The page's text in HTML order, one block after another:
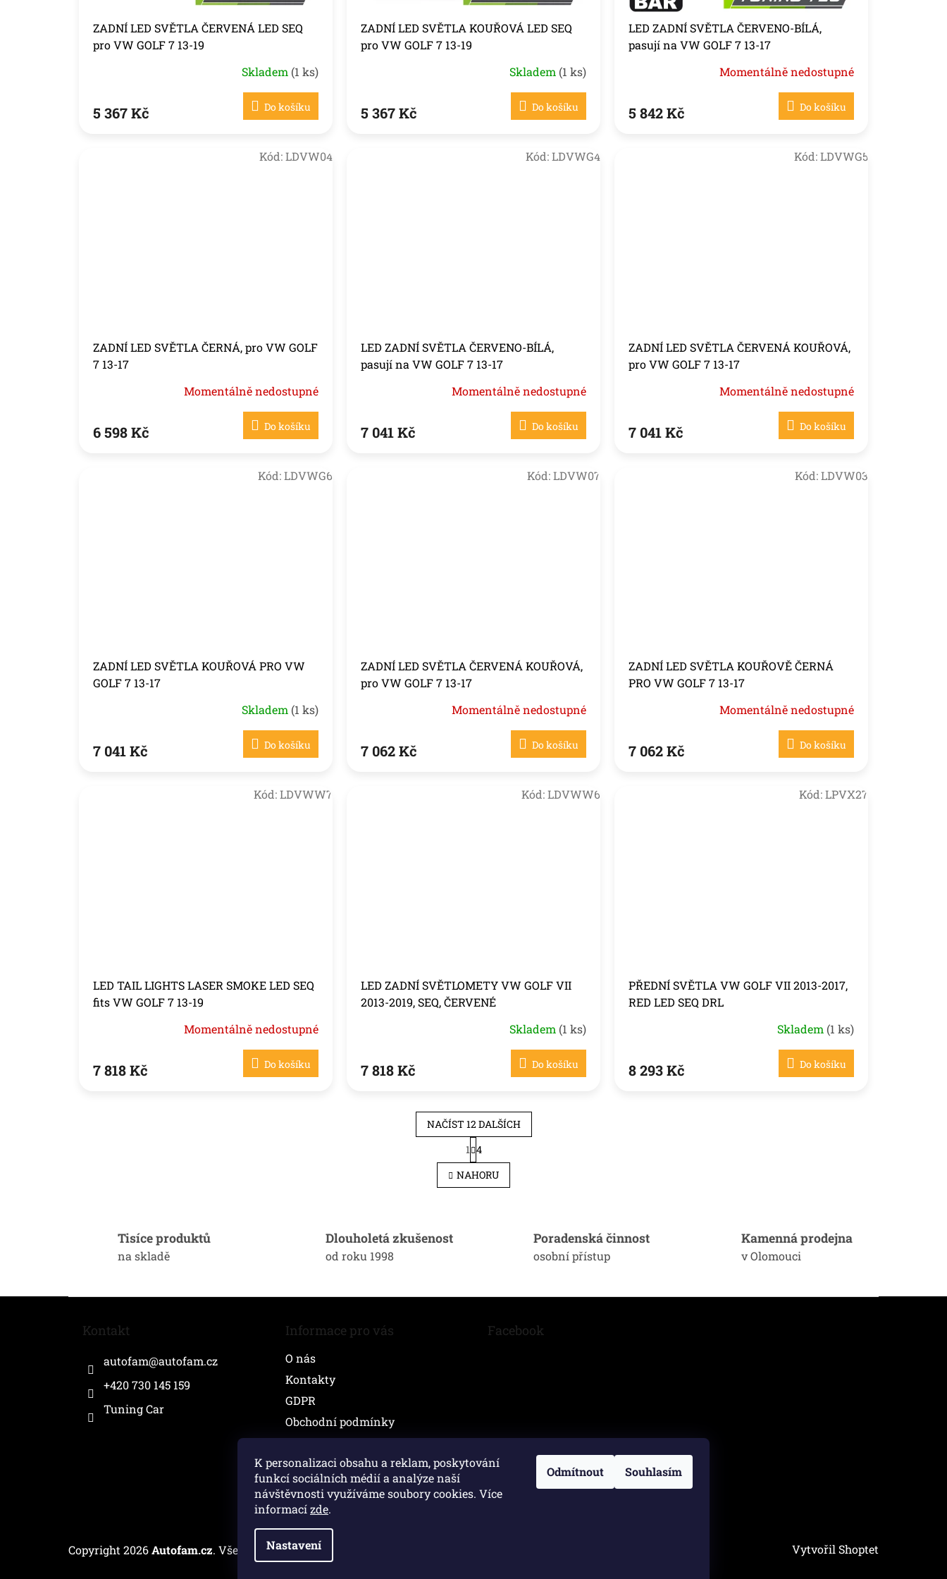
K personalizaci obsahu a reklam, poskytování
funkcí sociálních médií a analýze naší
návštěvnosti využíváme soubory cookies. Více
informacízde.
Nastavení
Odmítnout Souhlasím
ZADNÍ LED SVĚTLA ČERVENÁ LED SEQ
pro VW GOLF 7 13-19
Skladem (1 ks)
5 367 Kč Do košíku
ZADNÍ LED SVĚTLA KOUŘOVÁ LED SEQ
pro VW GOLF 7 13-19
Skladem (1 ks)
5 367 Kč Do košíku
LED ZADNÍ SVĚTLA ČERVENO-BÍLÁ,
pasují na VW GOLF 7 13-17
Momentálně nedostupné
5 842 Kč Do košíku
ZADNÍ LED SVĚTLA ČERNÁ, pro VW GOLF
7 13-17
Momentálně nedostupné
6 598 Kč Do košíku
Kód:LDVW04
LED ZADNÍ SVĚTLA ČERVENO-BÍLÁ,
pasují na VW GOLF 7 13-17
Momentálně nedostupné
7 041 Kč Do košíku
Kód:LDVWG4
ZADNÍ LED SVĚTLA ČERVENÁ KOUŘOVÁ,
pro VW GOLF 7 13-17
Momentálně nedostupné
7 041 Kč Do košíku
Kód:LDVWG5
ZADNÍ LED SVĚTLA KOUŘOVÁ PRO VW
GOLF 7 13-17
Skladem (1 ks)
7 041 Kč Do košíku
Kód:LDVWG6
ZADNÍ LED SVĚTLA ČERVENÁ KOUŘOVÁ,
pro VW GOLF 7 13-17
Momentálně nedostupné
7 062 Kč Do košíku
Kód:LDVW07
ZADNÍ LED SVĚTLA KOUŘOVĚ ČERNÁ
PRO VW GOLF 7 13-17
Momentálně nedostupné
7 062 Kč Do košíku
Kód:LDVW03
LED TAIL LIGHTS LASER SMOKE LED SEQ
fits VW GOLF 7 13-19
Momentálně nedostupné
7 818 Kč Do košíku
Kód:LDVWW7
LED ZADNÍ SVĚTLOMETY VW GOLF VII
2013-2019, SEQ, ČERVENÉ
Skladem (1 ks)
7 818 Kč Do košíku
Kód:LDVWW6
PŘEDNÍ SVĚTLA VW GOLF VII 2013-2017,
RED LED SEQ DRL
Skladem (1 ks)
8 293 Kč Do košíku
Kód:LPVX27
O
v
l
k
NAČÍST 12 DALŠÍCH
S
t
r
á
n
1 4
NAHORU
Tisíce produktů
na skladě
Dlouholetá zkušenost
od roku 1998
Poradenská činnost
osobní přístup
Kamenná prodejna
v Olomouci
Kontakt
autofam@autofam.cz
+420 730 145 159
Tuning Car
Informace pro vás
O nás
Kontakty
GDPR
Obchodní podmínky
Facebook
Vytvořil Shoptet
Copyright 2026Autofam.cz. Všechna práva vyhrazena.